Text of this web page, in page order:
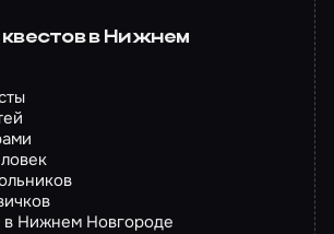
в Нижнем
в Нижнем Новгороде